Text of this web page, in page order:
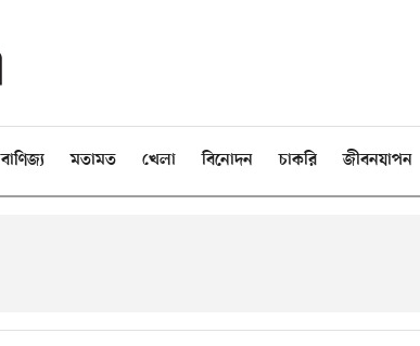
বাণিজ্য মতামত খেলা বিনোদন চাকরি জীবনযাপন